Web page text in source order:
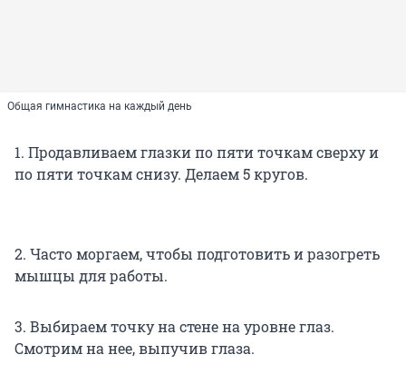
Общая гимнастика на каждый день
1. Продавливаем глазки по пяти точкам сверху и
по пяти точкам снизу. Делаем 5 кругов.
2. Часто моргаем, чтобы подготовить и разогреть
мышцы для работы.
3. Выбираем точку на стене на уровне глаз.
Смотрим на нее, выпучив глаза.